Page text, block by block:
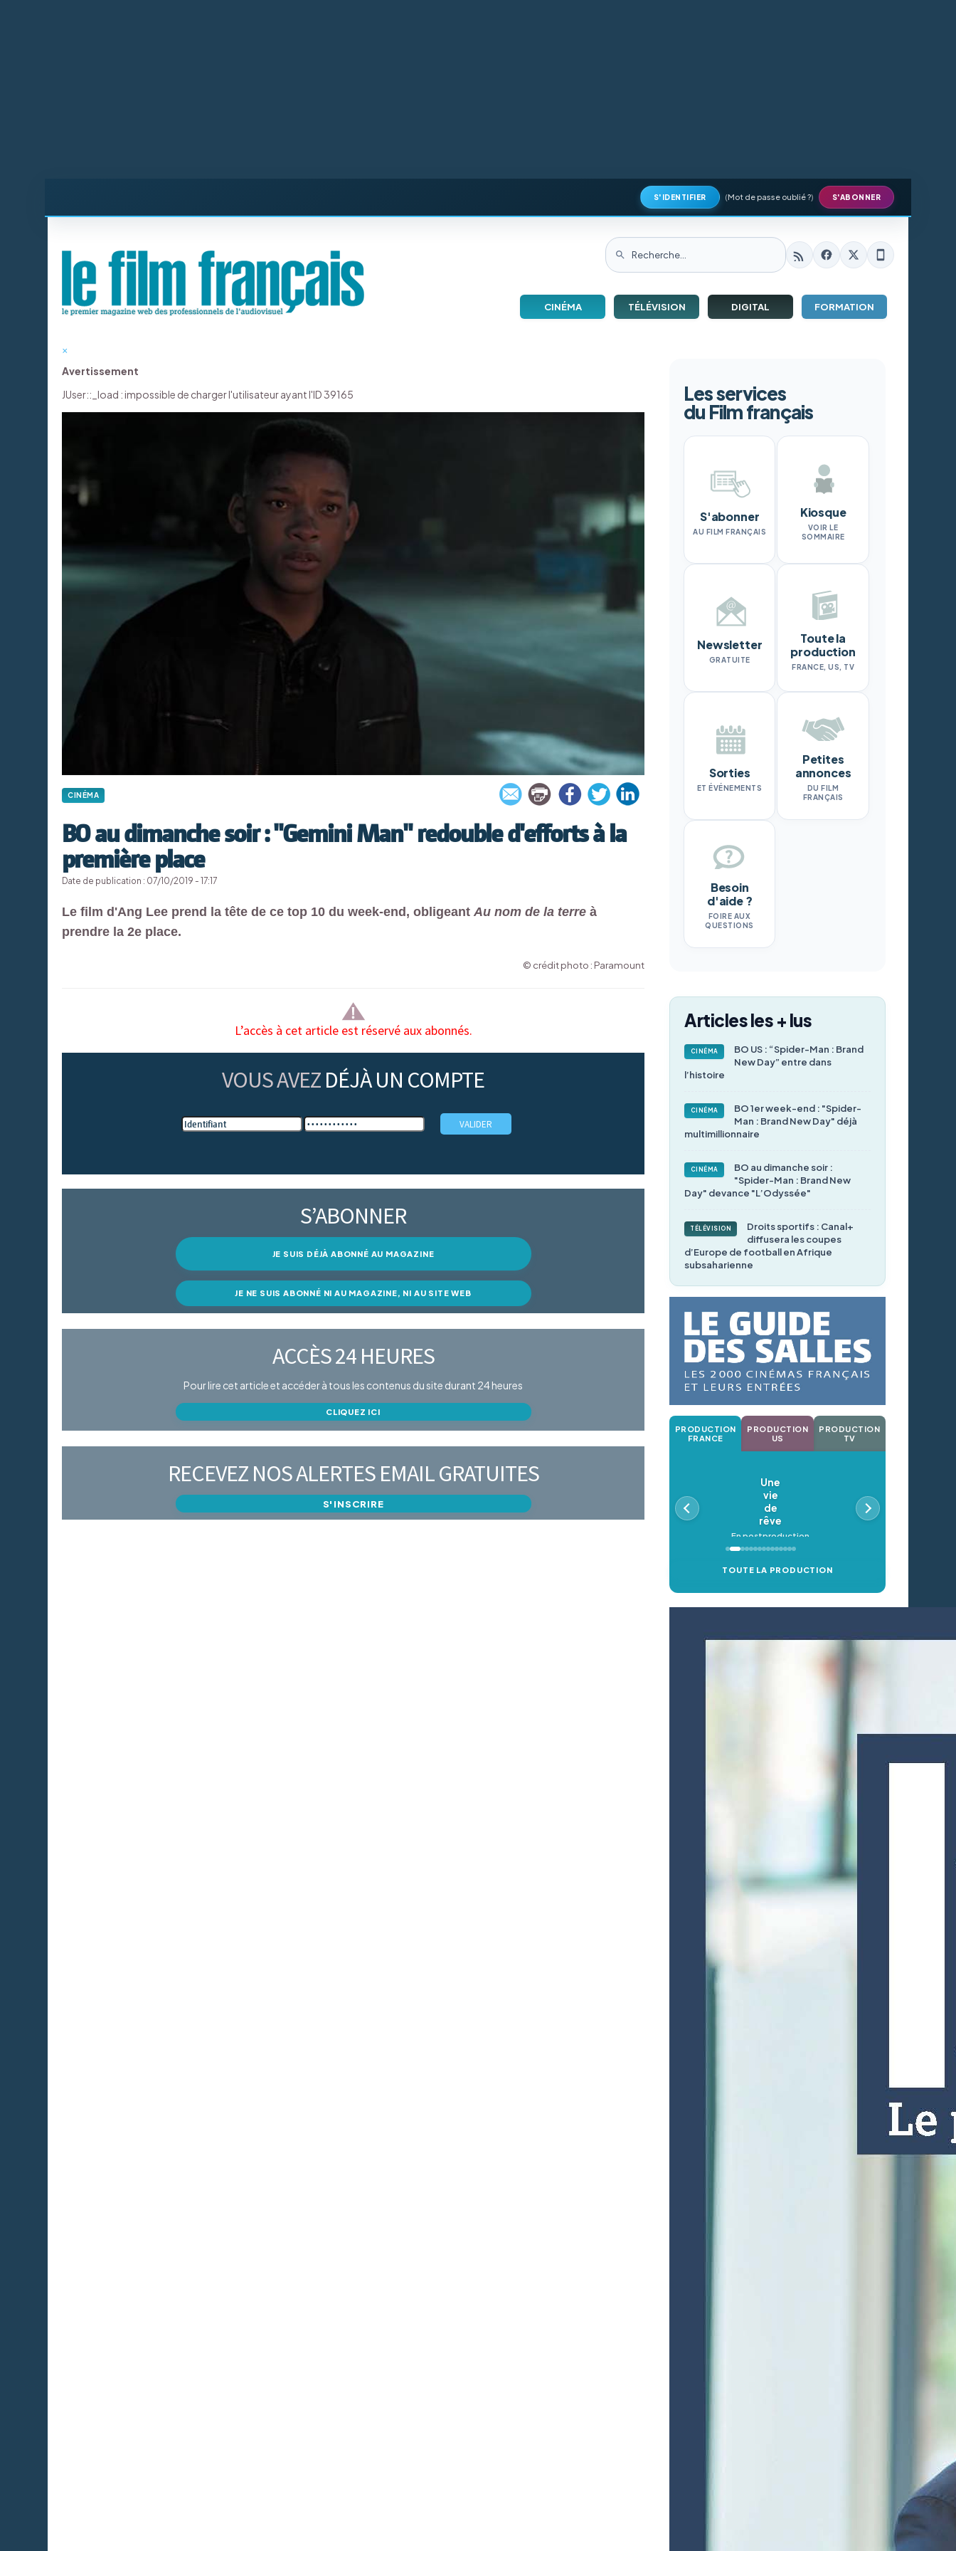
S'IDENTIFIER (Mot de passe oublié ?) S'ABONNER
CINÉMA TÉLÉVISION DIGITAL FORMATION
×
Avertissement
JUser::_load : impossible de charger l'utilisateur ayant l'ID 39165
CINÉMA
BO au dimanche soir : "Gemini Man" redouble d'efforts à la
première place
Date de publication : 07/10/2019 - 17:17
Le film d'Ang Lee prend la tête de ce top 10 du week-end, obligeant Au nom de la terre à
prendre la 2e place.
© crédit photo : Paramount
L’accès à cet article est réservé aux abonnés.
VOUS AVEZ DÉJÀ UN COMPTE
S’ABONNER
JE SUIS DÉJÀ ABONNÉ AU MAGAZINE
JE NE SUIS ABONNÉ NI AU MAGAZINE, NI AU SITE WEB
ACCÈS 24 HEURES
Pour lire cet article et accéder à tous les contenus du site durant 24 heures
CLIQUEZ ICI
RECEVEZ NOS ALERTES EMAIL GRATUITES
S'INSCRIRE
Les services
du Film français
S'abonner
AU FILM FRANÇAIS
Kiosque
VOIR LE
SOMMAIRE
Newsletter
GRATUITE
Toute la
production
FRANCE, US, TV
Sorties
ET ÉVÉNEMENTS
Petites
annonces
DU FILM
FRANÇAIS
Besoin
d'aide ?
FOIRE AUX
QUESTIONS
Articles les + lus
CINÉMA
BO US : “Spider-Man : Brand
New Day” entre dans
l’histoire
CINÉMA
BO 1er week-end : "Spider-
Man : Brand New Day" déjà
multimillionnaire
CINÉMA
BO au dimanche soir :
"Spider-Man : Brand New
Day" devance "L’Odyssée"
TÉLÉVISION
Droits sportifs : Canal+
diffusera les coupes
d’Europe de football en Afrique
subsaharienne
PRODUCTION
FRANCE
PRODUCTION
US
PRODUCTION
TV
Une
vie
de
rêve
En postproduction
TOUTE LA PRODUCTION